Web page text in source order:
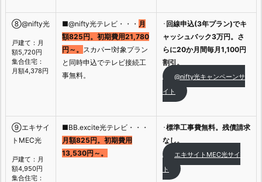
⑧@nifty光
戸建て：月
額5,720円
集合住宅：
月額4,378円
■@nifty光テレビ・・・ 月
額825円。初期費用21,780
円～。
スカパー!対象プラン
と同時申込でテレビ接続工
事無料。
･ 回線申込(3年プラン)でキ
ャッシュバック3万円。さ
らに20か月間毎月1,100円
割引。
@nifty光キャンペーンサ
イト
⑨エキサイ
トMEC光
戸建て：月
額4,950円
集合住宅：
■BB.excite光テレビ・・・
月額825円。初期費用
13,530円～。
･標準工事費無料。残債請求
なし。
エキサイトMEC光サイ
ト